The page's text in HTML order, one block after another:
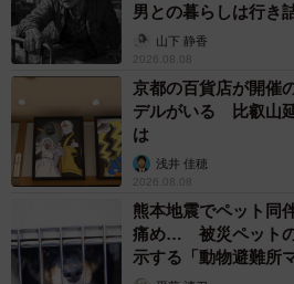
男との暮らしは行き
から】山下 静香
2026.08.08
京都の百貨店が開催
デルがいる 比叡山
は
浅井 佳穂
2026.08.08
熊本地震でペット同
痛め… 被災ペット
示する「動物避難所